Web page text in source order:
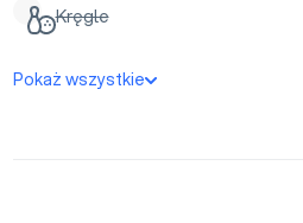
Kręgle
Pokaż wszystkie